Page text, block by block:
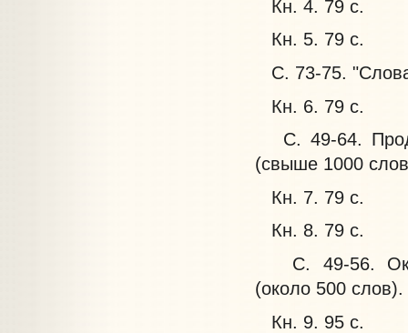
Кн. 4. 79 с.
Кн. 5. 79 с.
С. 73-75.
Кн. 6. 79 с.
С. 49-64.
(свыше 1000
Кн. 7. 79 с.
Кн. 8. 79 с.
С. 49-56.
(около 500 слов).
Кн. 9. 95 с.